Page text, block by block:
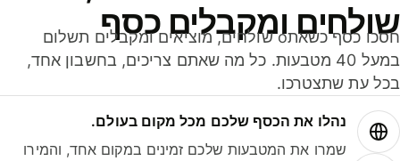
ומקבלים כסף
חסכו כסף כשאתo שולחים, מוציאים ומקבלים תשלום
במעל 40 מטבעות. כל מה שאתם צריכים, בחשבון אחד,
עת שתצטרכו.
נהלו את הכסף שלכם מכל מקום בעולם.
שמרו את המטבעות שלכם זמינים במקום אחד, והמירו